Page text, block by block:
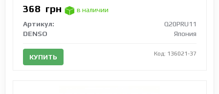
368 грн
в наличии
Артикул:
Q20PRU11
DENSO
Япония
КУПИТЬ Код: 136021-37